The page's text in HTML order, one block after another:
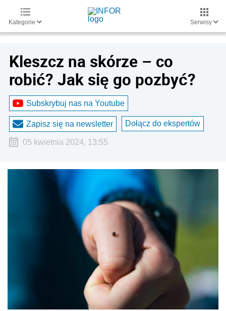
Kategorie Serwisy
Kleszcz na skórze – co
robić? Jak się go pozbyć?
Subskrybuj nas na Youtube
Zapisz się na newsletter Dołącz do ekspertów
05 kwietnia 2024, 13:55